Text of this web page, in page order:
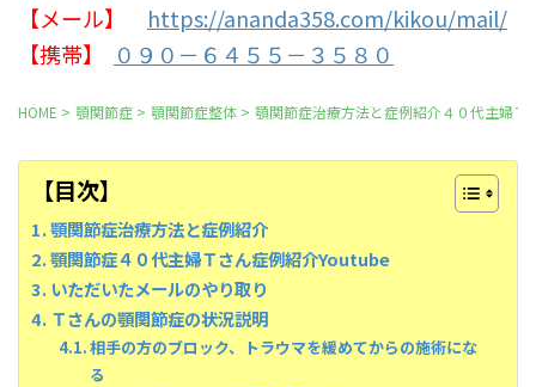
【メール】
https://ananda358.com/kikou/mail/
【携帯】
０９０－６４５５－３５８０
HOME > 顎関節症 > 顎関節症整体 > 顎関節症治療方法と症例紹介４０代主婦Ｔ
【目次】
顎関節症治療方法と症例紹介
顎関節症４０代主婦Ｔさん症例紹介Youtube
いただいたメールのやり取り
Ｔさんの顎関節症の状況説明
相手の方のブロック、トラウマを緩めてからの施術にな
る